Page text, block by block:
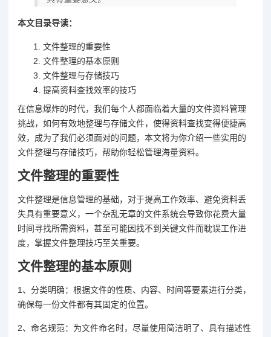
本文目录导读：
文件整理的重要性
文件整理的基本原则
文件整理与存储技巧
提高资料查找效率的技巧
在信息爆炸的时代，我们每个人都面临着大量的文件资料管理
挑战，如何有效地整理与存储文件，使得资料查找变得便捷高
效，成为了我们必须面对的问题，本文将为你介绍一些实用的
文件整理与存储技巧，帮助你轻松管理海量资料。
文件整理的重要性
文件整理是信息管理的基础，对于提高工作效率、避免资料丢
失具有重要意义，一个杂乱无章的文件系统会导致你花费大量
时间寻找所需资料，甚至可能因找不到关键文件而耽误工作进
度，掌握文件整理技巧至关重要。
文件整理的基本原则
1、分类明确：根据文件的性质、内容、时间等要素进行分类，
确保每一份文件都有其固定的位置。
2、命名规范：为文件命名时，尽量使用简洁明了、具有描述性